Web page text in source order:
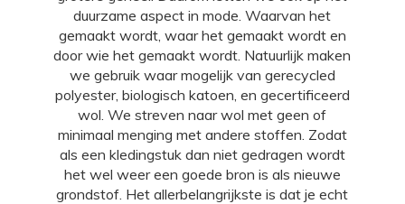
duurzame aspect in mode. Waarvan het
gemaakt wordt, waar het gemaakt wordt en
door wie het gemaakt wordt. Natuurlijk maken
we gebruik waar mogelijk van gerecycled
polyester, biologisch katoen, en gecertificeerd
wol. We streven naar wol met geen of
minimaal menging met andere stoffen. Zodat
als een kledingstuk dan niet gedragen wordt
het wel weer een goede bron is als nieuwe
grondstof. Het allerbelangrijkste is dat je echt